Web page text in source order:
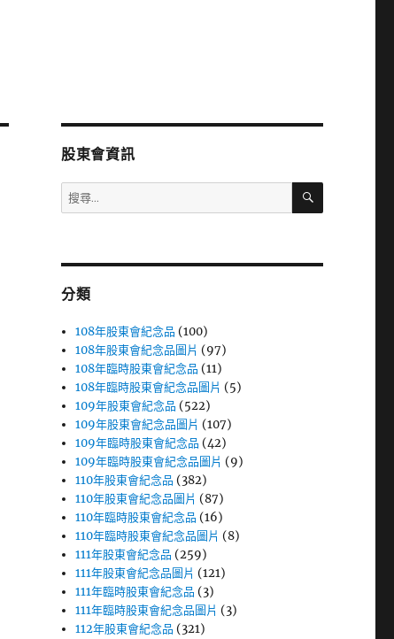
股東會資訊
搜
尋
字:
搜
分類
108年股東會紀念品 (100)
108年股東會紀念品圖片 (97)
108年臨時股東會紀念品 (11)
108年臨時股東會紀念品圖片 (5)
109年股東會紀念品 (522)
109年股東會紀念品圖片 (107)
109年臨時股東會紀念品 (42)
109年臨時股東會紀念品圖片 (9)
110年股東會紀念品 (382)
110年股東會紀念品圖片 (87)
110年臨時股東會紀念品 (16)
110年臨時股東會紀念品圖片 (8)
111年股東會紀念品 (259)
111年股東會紀念品圖片 (121)
111年臨時股東會紀念品 (3)
111年臨時股東會紀念品圖片 (3)
112年股東會紀念品 (321)